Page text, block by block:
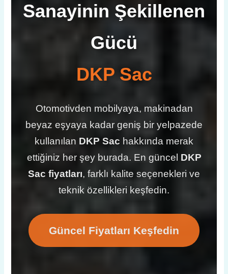
Sanayinin Şekillenen
Gücü
DKP Sac
Otomotivden mobilyaya, makinadan
beyaz eşyaya kadar geniş bir yelpazede
kullanılan DKP Sac hakkında merak
ettiğiniz her şey burada. En güncel DKP
Sac fiyatları, farklı kalite seçenekleri ve
teknik özellikleri keşfedin.
Güncel Fiyatları Keşfedin